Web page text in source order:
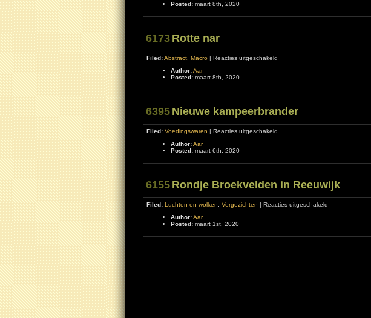
Posted:maart 8th, 2020
6173 Rotte nar
Filed: Abstract, Macro| Reacties uitgeschakeldvoor
Author: Aar
Posted:maart 8th, 2020
6395 Nieuwe kampeerbrander
Filed: Voedingswaren | Reacties uitgeschakeldvoor
Author: Aar
Posted:maart 6th, 2020
6155 Rondje Broekvelden in Reeuwijk
Filed: Luchten en wolken Vergezichten | Reacties uitgeschakeldvoor
Author: Aar
Posted:maart 1st, 2020